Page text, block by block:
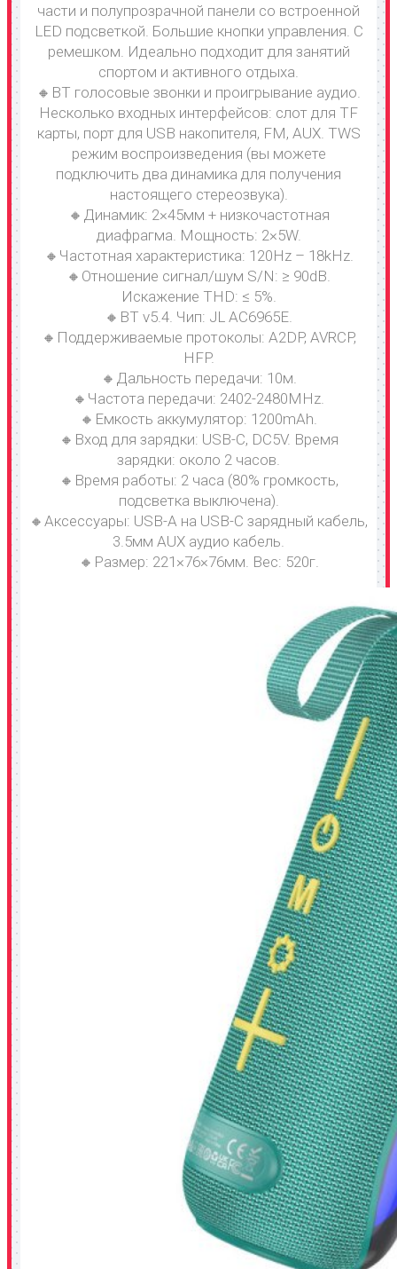
части и полупрозрачной панели со встроенной
LED подсветкой. Большие кнопки управления. С
ремешком. Идеально подходит для занятий
спортом и активного отдыха.
🔸BT голосовые звонки и проигрывание аудио.
Несколько входных интерфейсов: слот для TF
карты, порт для USB накопителя, FM, AUX. TWS
режим воспроизведения (вы можете
подключить два динамика для получения
настоящего стереозвука).
🔸Динамик: 2×45мм + низкочастотная
диафрагма. Мощность: 2×5W.
🔸Частотная характеристика: 120Hz – 18kHz.
🔸Отношение сигнал/шум S/N: ≥ 90dB.
Искажение THD: ≤ 5%.
🔸BT v5.4. Чип: JL AC6965E.
🔸Поддерживаемые протоколы: A2DP, AVRCP,
HFP.
🔸Дальность передачи: 10м.
🔸Частота передачи: 2402-2480MHz.
🔸Емкость аккумулятор: 1200mAh.
🔸Вход для зарядки: USB-C, DC5V. Время
зарядки: около 2 часов.
🔸Время работы: 2 часа (80% громкость,
подсветка выключена).
🔸Аксессуары: USB-A на USB-C зарядный кабель,
3.5мм AUX аудио кабель.
🔸Размер: 221×76×76мм. Вес: 520г.